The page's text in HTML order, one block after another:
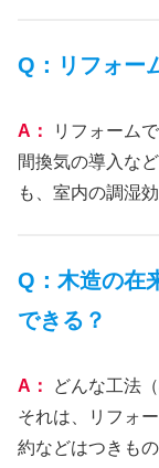
Q：リフォー
A：
リフォーム
間換気の導入な
も、室内の調湿
Q：木造の在
できる？
A：
どんな工法
それは、リフォ
約などはつきもの